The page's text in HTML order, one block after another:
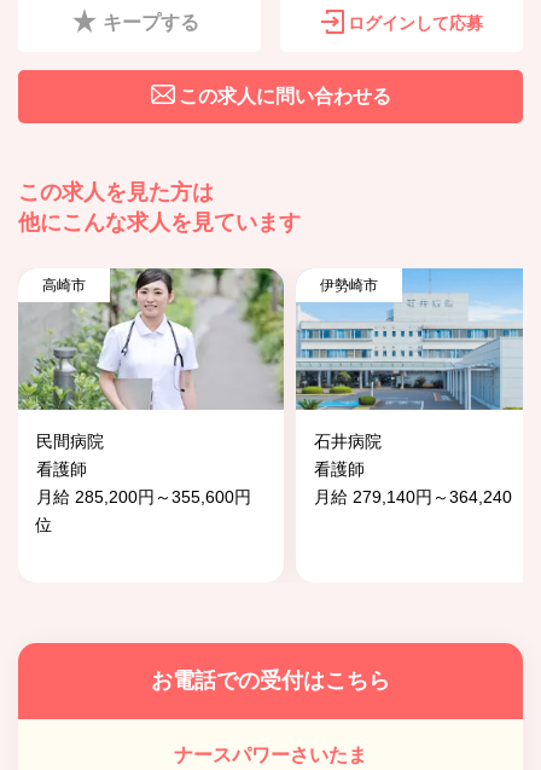
キープする ログインして応募
この求人に問い合わせる
この求人を見た方は
他にこんな求人を見ています
高崎市
民間病院
看護師
月給 285,200円～355,600円
位
伊勢崎市
石井病院
看護師
月給 279,140円～364,240
お電話での受付はこちら
ナースパワーさいたま